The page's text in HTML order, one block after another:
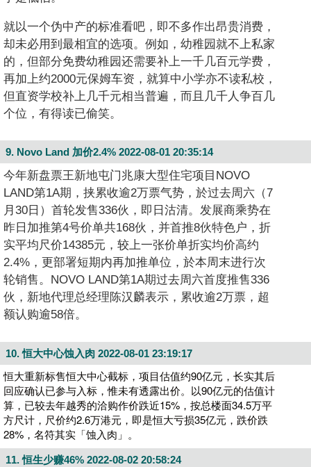
就以一个伪中产的标准看吧，即不多作出昂贵消费，
却未必用到最相宜的选项。例如，幼稚园就不上私家
的，但部分免费幼稚园还需要补上一千几百元学费，
再加上约2000元保姆车资，就算中小学亦不读私校，
但直资学校补上几千元相当普遍，而且几千人争百几
个位，有得读已偷笑。
9. Novo Land 加价2.4% 2022-08-01 20:35:14
今年新盘票王新地屯门兆康大型住宅项目NOVO
LAND第1A期，挟累收逾2万票气势，於过去周六（7
月30日）首轮发售336伙，即日沽清。发展商乘势在
昨日加推第4号价单共168伙，并首推8伙特色户，折
实平均尺价14385元，较上一张价单折实均价高约
2.4%，更部署短期内再加推单位，於本周末进行次
轮销售。NOVO LAND第1A期过去周六首度推售336
伙，新地代理总经理陈汉麟表示，累收逾2万票，超
额认购逾58倍。
10. 恒大中心蚀入肉 2022-08-01 23:19:17
恒大重新标售恒大中心截标，项目估值约90亿元，长实其后
回应确认已参与入标，惟未有透露出价。以90亿元的估值计
算，已较去年越秀的洽购作价跌近15%，按总楼面34.5万平
方尺计，尺价约2.6万港元，即是恒大亏损35亿元，跌价跌
28%，名符其实「蚀入肉」。
11. 恒生少赚46% 2022-08-02 20:58:24